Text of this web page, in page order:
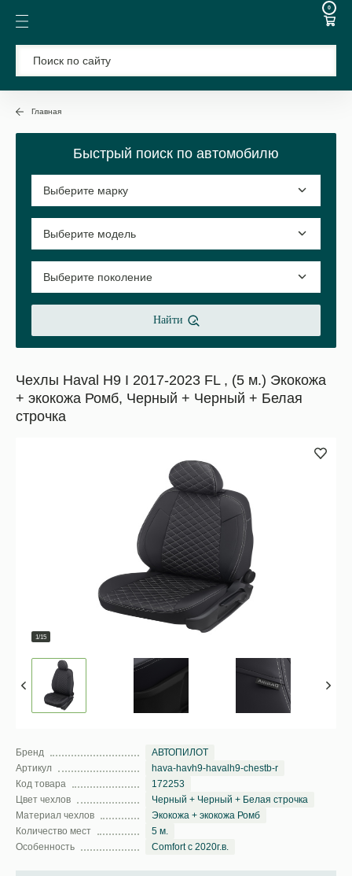
0
Главная
Быстрый поиск по автомобилю
Найти
Чехлы Haval H9 I 2017-2023 FL , (5 м.) Экокожа
+ экокожа Ромб, Черный + Черный + Белая
строчка
1/15
Бренд
АВТОПИЛОТ
Артикул
hava-havh9-havalh9-chestb-r
Код товара
172253
Цвет чехлов
Черный + Черный + Белая строчка
Материал чехлов
Экокожа + экокожа Ромб
Количество мест
5 м.
Особенность
Comfort с 2020г.в.